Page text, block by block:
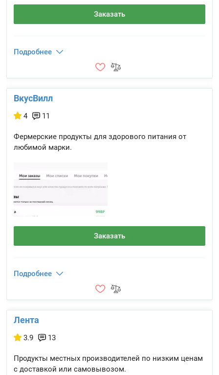
Заказать
Подробнее
ВкусВилл
4 11
Фермерские продукты для здорового питания от
любимой марки.
Заказать
Подробнее
Лента
3.9 13
Продукты местных производителей по низким ценам
с доставкой или самовывозом.